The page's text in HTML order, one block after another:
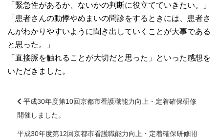
看護の智協働開発センター
入試案内
Q＆A
サイト案内
「緊急性があるか、ないかの判断に役立てていきたい。」
「患者さんの動悸やめまいの問診をするときには、患者さ
んがわかりやすいように聞き出していくことが大事である
と思った。」
「直接脈を触れることが大切だと思った」といった感想を
いただきました。
後
平成30年度第10回京都市看護職能力向上・定着確保研修
開催しました。
平成30年度第12回京都市看護職能力向上・定着確保研修開